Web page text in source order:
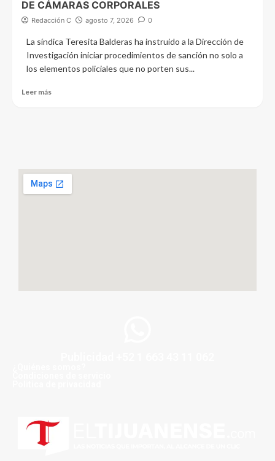
DE CÁMARAS CORPORALES
Redacción C agosto 7, 2026 0
La síndica Teresita Balderas ha instruido a la Dirección de
Investigación iniciar procedimientos de sanción no solo a
los elementos policiales que no porten sus...
Leer más